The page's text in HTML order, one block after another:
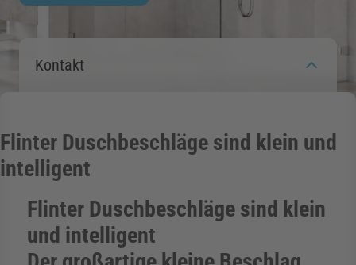
für Kategorie Zargen anzeigen
für Kategorie Aussenverglasung
für Kategorie Angebote anzeigen
Kontakt
Flinter Duschbeschläge sind klein und
intelligent
Flinter Duschbeschläge sind klein
und intelligent